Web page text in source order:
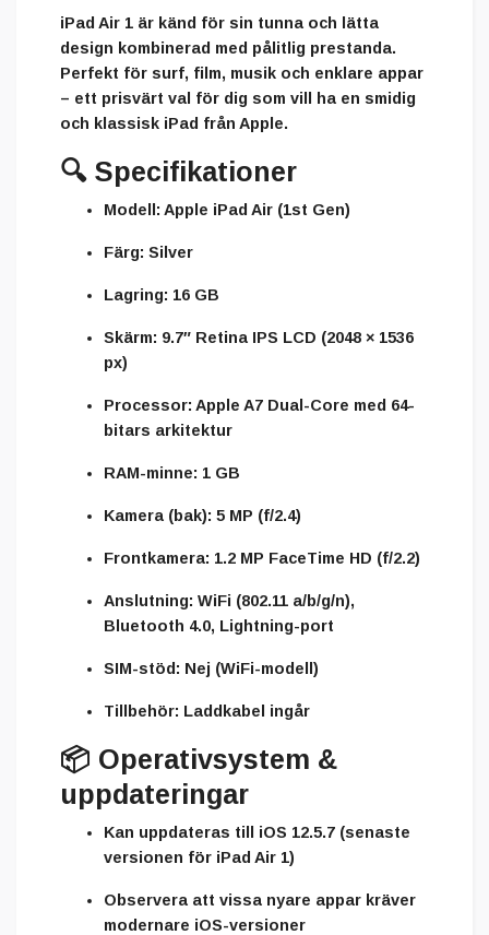
iPad Air 1 är känd för sin tunna och lätta
design kombinerad med pålitlig prestanda.
Perfekt för surf, film, musik och enklare appar
– ett prisvärt val för dig som vill ha en smidig
och klassisk iPad från Apple.
🔍 Specifikationer
Modell: Apple iPad Air (1st Gen)
Färg: Silver
Lagring: 16 GB
Skärm: 9.7″ Retina IPS LCD (2048 × 1536
px)
Processor: Apple A7 Dual-Core med 64-
bitars arkitektur
RAM-minne: 1 GB
Kamera (bak): 5 MP (f/2.4)
Frontkamera: 1.2 MP FaceTime HD (f/2.2)
Anslutning: WiFi (802.11 a/b/g/n),
Bluetooth 4.0, Lightning-port
SIM-stöd: Nej (WiFi-modell)
Tillbehör: Laddkabel ingår
📦 Operativsystem &
uppdateringar
Kan uppdateras till iOS 12.5.7 (senaste
versionen för iPad Air 1)
Observera att vissa nyare appar kräver
modernare iOS-versioner